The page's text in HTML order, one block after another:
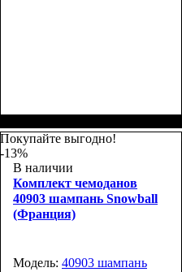
67х44х27+5
Покупайте выгодно!
-13%
В наличии
Комплект чемоданов
40903 шампань Snowball
(Франция)
Модель: 40903 шампань